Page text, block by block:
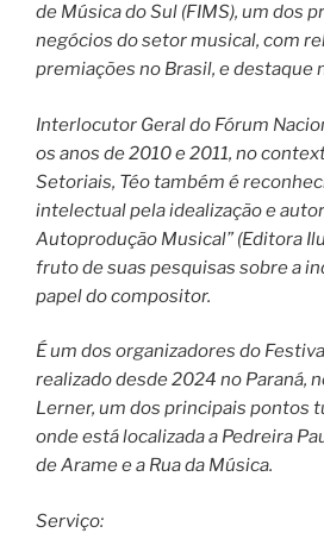
de Música do Sul (FIMS), um dos
negócios do setor musical, com
premiações no Brasil, e destaque
Interlocutor Geral do Fórum
os anos de 2010 e 2011, no
Setoriais, Téo também é
intelectual pela idealização e
Autoprodução Musical” (Editora
fruto de suas pesquisas sobre a
papel do compositor.
É um dos organizadores do
realizado desde 2024 no Paraná,
Lerner, um dos principais pontos
onde está localizada a Pedreira
de Arame e a Rua da Música.
Serviço: